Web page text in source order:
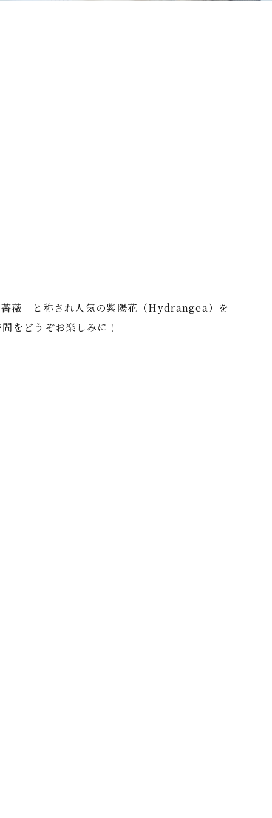
薇」と称され人気の紫陽花（Hydrangea）を
をどうぞお楽しみに！